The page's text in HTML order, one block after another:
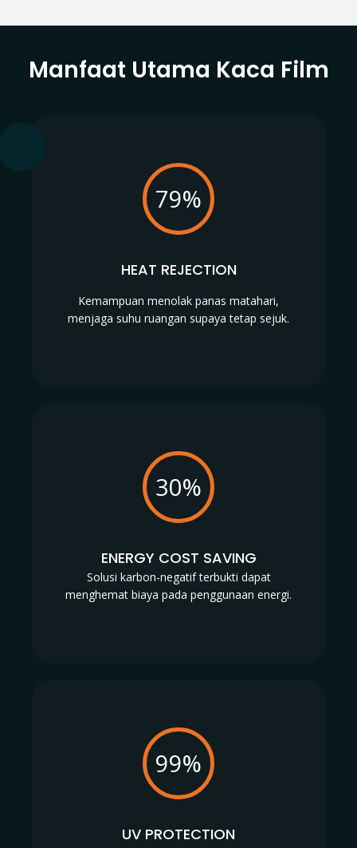
Manfaat Utama Kaca Film
79%
HEAT REJECTION
Kemampuan menolak panas matahari,
menjaga suhu ruangan supaya tetap sejuk.
30%
ENERGY COST SAVING
Solusi karbon-negatif terbukti dapat
menghemat biaya pada penggunaan energi.
99%
UV PROTECTION